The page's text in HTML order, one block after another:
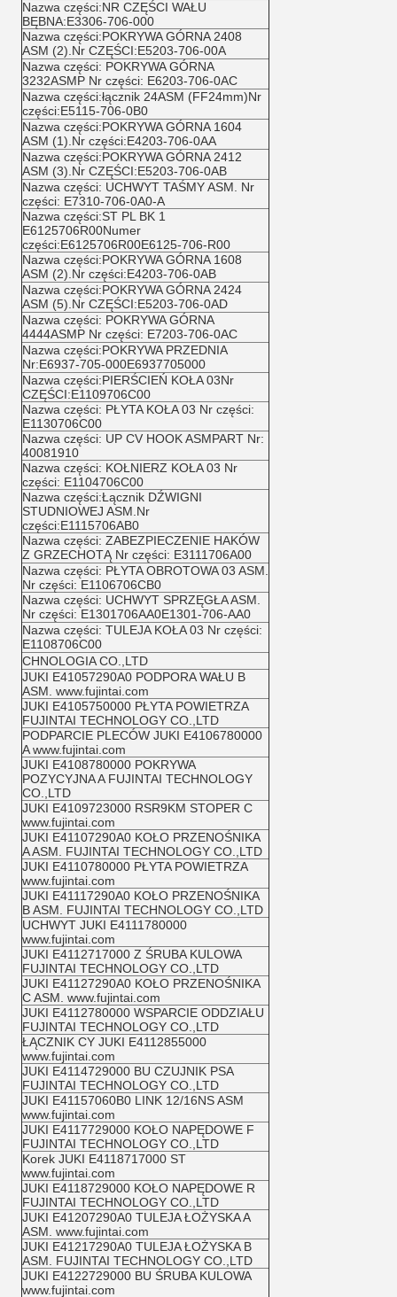
Nazwa części:NR CZĘŚCI WAŁU
BĘBNA:E3306-706-000
Nazwa części:POKRYWA GÓRNA 2408
ASM (2).Nr CZĘŚCI:E5203-706-00A
Nazwa części: POKRYWA GÓRNA
3232ASMP Nr części: E6203-706-0AC
Nazwa części:łącznik 24ASM (FF24mm)Nr
części:E5115-706-0B0
Nazwa części:POKRYWA GÓRNA 1604
ASM (1).Nr części:E4203-706-0AA
Nazwa części:POKRYWA GÓRNA 2412
ASM (3).Nr CZĘŚCI:E5203-706-0AB
Nazwa części: UCHWYT TAŚMY ASM. Nr
części: E7310-706-0A0-A
Nazwa części:ST PL BK 1
E6125706R00Numer
części:E6125706R00E6125-706-R00
Nazwa części:POKRYWA GÓRNA 1608
ASM (2).Nr części:E4203-706-0AB
Nazwa części:POKRYWA GÓRNA 2424
ASM (5).Nr CZĘŚCI:E5203-706-0AD
Nazwa części: POKRYWA GÓRNA
4444ASMP Nr części: E7203-706-0AC
Nazwa części:POKRYWA PRZEDNIA
Nr:E6937-705-000E6937705000
Nazwa części:PIERŚCIEŃ KOŁA 03Nr
CZĘŚCI:E1109706C00
Nazwa części: PŁYTA KOŁA 03 Nr części:
E1130706C00
Nazwa części: UP CV HOOK ASMPART Nr:
40081910
Nazwa części: KOŁNIERZ KOŁA 03 Nr
części: E1104706C00
Nazwa części:Łącznik DŹWIGNI
STUDNIOWEJ ASM.Nr
części:E1115706AB0
Nazwa części: ZABEZPIECZENIE HAKÓW
Z GRZECHOTĄ Nr części: E3111706A00
Nazwa części: PŁYTA OBROTOWA 03 ASM.
Nr części: E1106706CB0
Nazwa części: UCHWYT SPRZĘGŁA ASM.
Nr części: E1301706AA0E1301-706-AA0
Nazwa części: TULEJA KOŁA 03 Nr części:
E1108706C00
CHNOLOGIA CO.,LTD
JUKI E41057290A0 PODPORA WAŁU B
ASM. www.fujintai.com
JUKI E4105750000 PŁYTA POWIETRZA
FUJINTAI TECHNOLOGY CO.,LTD
PODPARCIE PLECÓW JUKI E4106780000
A www.fujintai.com
JUKI E4108780000 POKRYWA
POZYCYJNA A FUJINTAI TECHNOLOGY
CO.,LTD
JUKI E4109723000 RSR9KM STOPER C
www.fujintai.com
JUKI E41107290A0 KOŁO PRZENOŚNIKA
A ASM. FUJINTAI TECHNOLOGY CO.,LTD
JUKI E4110780000 PŁYTA POWIETRZA
www.fujintai.com
JUKI E41117290A0 KOŁO PRZENOŚNIKA
B ASM. FUJINTAI TECHNOLOGY CO.,LTD
UCHWYT JUKI E4111780000
www.fujintai.com
JUKI E4112717000 Z ŚRUBA KULOWA
FUJINTAI TECHNOLOGY CO.,LTD
JUKI E41127290A0 KOŁO PRZENOŚNIKA
C ASM. www.fujintai.com
JUKI E4112780000 WSPARCIE ODDZIAŁU
FUJINTAI TECHNOLOGY CO.,LTD
ŁĄCZNIK CY JUKI E4112855000
www.fujintai.com
JUKI E4114729000 BU CZUJNIK PSA
FUJINTAI TECHNOLOGY CO.,LTD
JUKI E41157060B0 LINK 12/16NS ASM
www.fujintai.com
JUKI E4117729000 KOŁO NAPĘDOWE F
FUJINTAI TECHNOLOGY CO.,LTD
Korek JUKI E4118717000 ST
www.fujintai.com
JUKI E4118729000 KOŁO NAPĘDOWE R
FUJINTAI TECHNOLOGY CO.,LTD
JUKI E41207290A0 TULEJA ŁOŻYSKA A
ASM. www.fujintai.com
JUKI E41217290A0 TULEJA ŁOŻYSKA B
ASM. FUJINTAI TECHNOLOGY CO.,LTD
JUKI E4122729000 BU ŚRUBA KULOWA
www.fujintai.com